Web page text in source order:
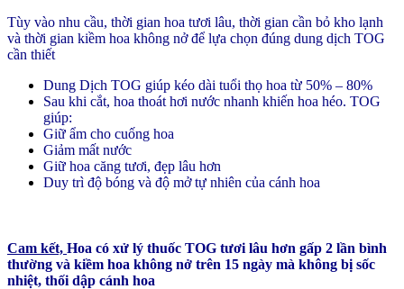
Tùy vào nhu cầu, thời gian hoa tươi lâu, thời gian cần bỏ kho lạnh
và thời gian kiềm hoa không nở để lựa chọn đúng dung dịch TOG
cần thiết
Dung Dịch TOG giúp kéo dài tuổi thọ hoa từ 50% – 80%
Sau khi cắt, hoa thoát hơi nước nhanh khiến hoa héo. TOG
giúp:
Giữ ẩm cho cuống hoa
Giảm mất nước
Giữ hoa căng tươi, đẹp lâu hơn
Duy trì độ bóng và độ mở tự nhiên của cánh hoa
Cam kết, Hoa có xử lý thuốc TOG tươi lâu hơn gấp 2 lần bình
thường và kiềm hoa không nở trên 15 ngày mà không bị sốc
nhiệt, thối dập cánh hoa